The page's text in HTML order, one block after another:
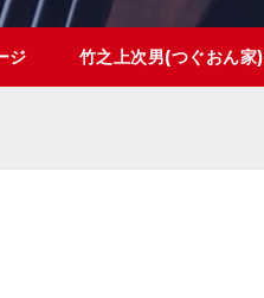
ジ 竹之上次男(つぐおん家